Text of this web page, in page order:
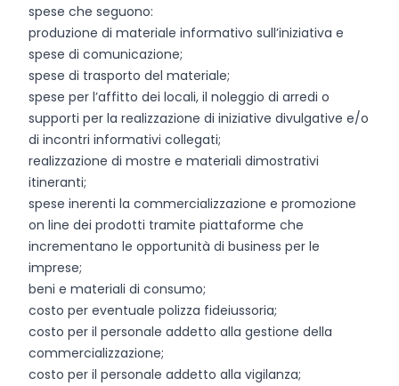
spese che seguono:
produzione di materiale informativo sull’iniziativa e
spese di comunicazione;
spese di trasporto del materiale;
spese per l’affitto dei locali, il noleggio di arredi o
supporti per la realizzazione di iniziative divulgative e/o
di incontri informativi collegati;
realizzazione di mostre e materiali dimostrativi
itineranti;
spese inerenti la commercializzazione e promozione
on line dei prodotti tramite piattaforme che
incrementano le opportunità di business per le
imprese;
beni e materiali di consumo;
costo per eventuale polizza fideiussoria;
costo per il personale addetto alla gestione della
commercializzazione;
costo per il personale addetto alla vigilanza;